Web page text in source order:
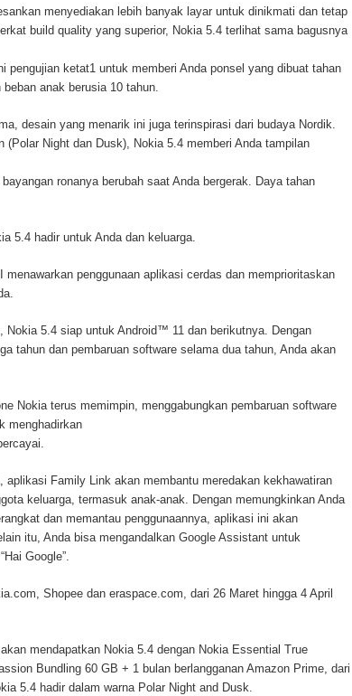
menyediakan lebih banyak layar untuk dinikmati dan tetap
build quality yang superior, Nokia 5.4 terlihat sama bagusnya
pengujian ketat1 untuk memberi Anda ponsel yang dibuat tahan
anak berusia 10 tahun.
desain yang menarik ini juga terinspirasi dari budaya Nordik.
(Polar Night dan Dusk), Nokia 5.4 memberi Anda tampilan
ronanya berubah saat Anda bergerak. Daya tahan
5.4 hadir untuk Anda dan keluarga.
penggunaan aplikasi cerdas dan memprioritaskan
Nokia 5.4 siap untuk Android™ 11 dan berikutnya. Dengan
tahun dan pembaruan software selama dua tahun, Anda akan
Nokia terus memimpin, menggabungkan pembaruan software
menghadirkan
aplikasi Family Link akan membantu meredakan kekhawatiran
keluarga, termasuk anak-anak. Dengan memungkinkan Anda
dan memantau penggunaannya, aplikasi ini akan
itu, Anda bisa mengandalkan Google Assistant untuk
Google”.
Shopee dan eraspace.com, dari 26 Maret hingga 4 April
mendapatkan Nokia 5.4 dengan Nokia Essential True
Bundling 60 GB + 1 bulan berlangganan Amazon Prime, dari
5.4 hadir dalam warna Polar Night and Dusk.